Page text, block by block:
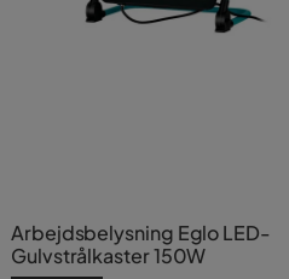
Arbejdsbelysning Eglo LED-
Gulvstrålkaster 150W